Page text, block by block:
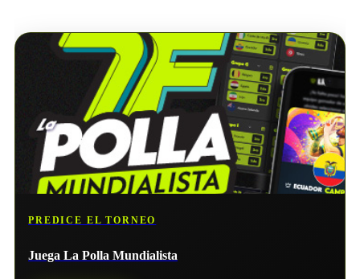
PREDICE EL TORNEO
Juega La Polla Mundialista